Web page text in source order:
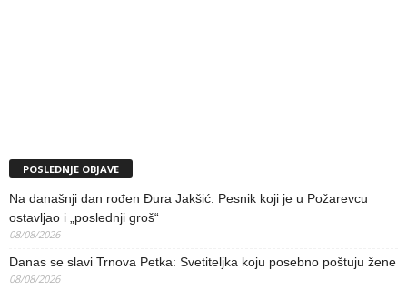
POSLEDNJE OBJAVE
Na današnji dan rođen Đura Jakšić: Pesnik koji je u Požarevcu
ostavljao i „poslednji groš“
08/08/2026
Danas se slavi Trnova Petka: Svetiteljka koju posebno poštuju žene
08/08/2026